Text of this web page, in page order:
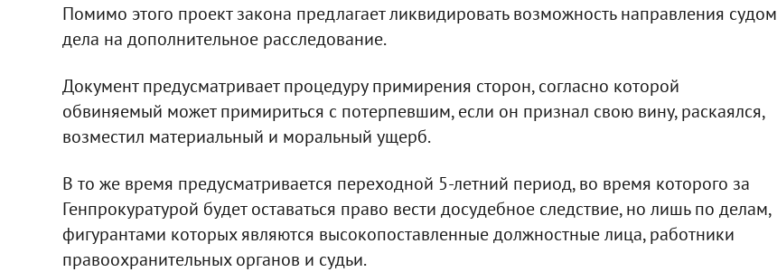
Помимо этого проект закона предлагает ликвидировать возможность направления судом
дела на дополнительное расследование.
Документ предусматривает процедуру примирения сторон, согласно которой
обвиняемый может примириться с потерпевшим, если он признал свою вину, раскаялся,
возместил материальный и моральный ущерб.
В то же время предусматривается переходной 5-летний период, во время которого за
Генпрокуратурой будет оставаться право вести досудебное следствие, но лишь по делам,
фигурантами которых являются высокопоставленные должностные лица, работники
правоохранительных органов и судьи.